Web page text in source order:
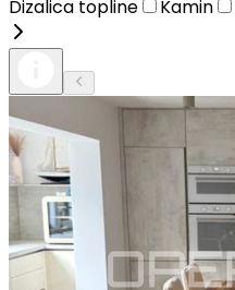
Dizalica topline
Kamin